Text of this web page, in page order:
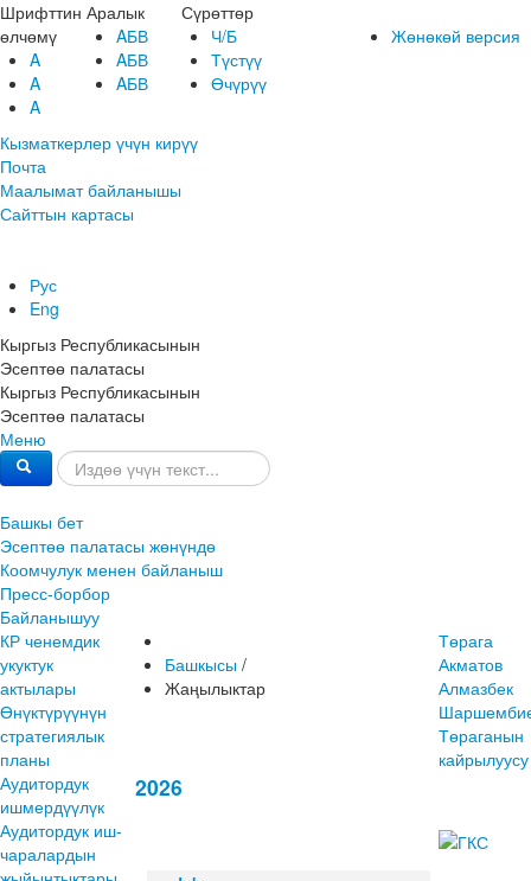
Шрифттин
өлчөмү
A
A
A
Аралык
AБВ
AБВ
AБВ
Сүрөттөр
Ч/Б
Түстүү
Өчүрүү
Жөнөкөй версия
Кызматкерлер үчүн кирүү
Почта
Маалымат байланышы
Сайттын картасы
Рус
Eng
Кыргыз Республикасынын
Эсептөө палатасы
Кыргыз Республикасынын
Эсептөө палатасы
Меню
Башкы бет
Эсептөө палатасы жөнүндө
Коомчулук менен байланыш
Пресс-борбор
Байланышуу
КР ченемдик
укуктук
актылары
Өнүктүрүүнүн
стратегиялык
планы
Аудитордук
ишмердүүлүк
Аудитордук иш-
чаралардын
Башкысы /
Жаңылыктар
2026
Төрага
Акматов
Алмазбек
Төраганын
кайрылуусу